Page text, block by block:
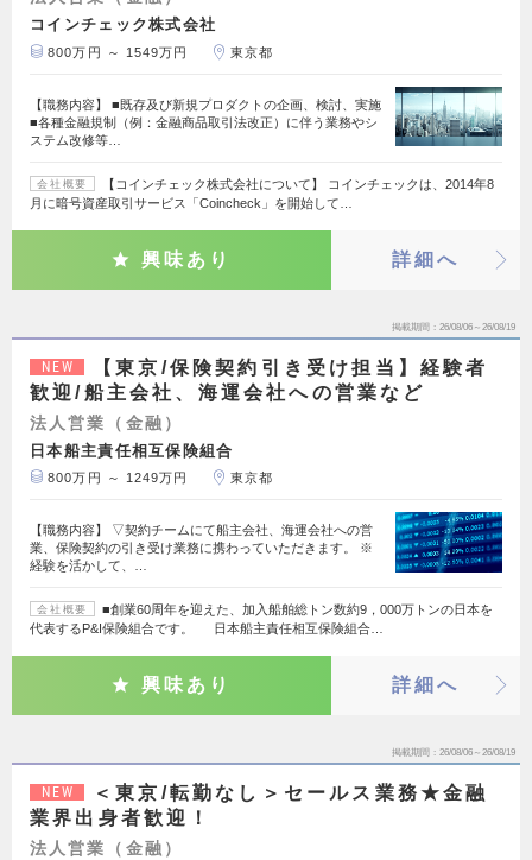
コインチェック株式会社
800万円 ～ 1549万円 東京都
【職務内容】 ■既存及び新規プロダクトの企画、検討、実施
■各種金融規制（例：金融商品取引法改正）に伴う業務やシ
ステム改修等…
会社概要
【コインチェック株式会社について】 コインチェックは、2014年8
月に暗号資産取引サービス「Coincheck」を開始して…
興味あり 詳細へ
掲載期間 26/08/06～26/08/19
NEW
【東京/保険契約引き受け担当】経験者
歓迎/船主会社、海運会社への営業など
法人営業（金融）
日本船主責任相互保険組合
800万円 ～ 1249万円 東京都
【職務内容】 ▽契約チームにて船主会社、海運会社への営
業、保険契約の引き受け業務に携わっていただきます。 ※
経験を活かして、…
会社概要
■創業60周年を迎えた、加入船舶総トン数約9，000万トンの日本を
代表するP&I保険組合です。 日本船主責任相互保険組合…
興味あり 詳細へ
掲載期間 26/08/06～26/08/19
NEW
＜東京/転勤なし＞セールス業務★金融
業界出身者歓迎！
法人営業（金融）